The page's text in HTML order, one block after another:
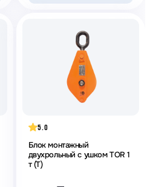
5.0
Блок монтажный
двухрольный с ушком TOR 1
т (T)